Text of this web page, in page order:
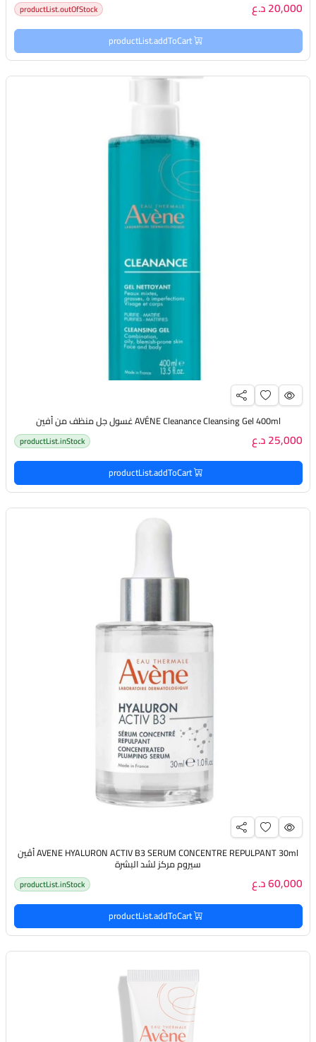
20,000 د.ع productList.outOfStock
productList.addToCart
AVÉNE Cleanance Cleansing Gel 400ml غسول جل منظف من أفين
25,000 د.ع productList.inStock
productList.addToCart
AVENE HYALURON ACTIV B3 SERUM CONCENTRE REPULPANT 30ml أڤين
سيروم مركز لشد البشرة
60,000 د.ع productList.inStock
productList.addToCart